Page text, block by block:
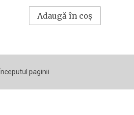
Adaugă în coș
Începutul paginii